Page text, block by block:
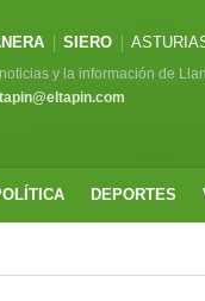
SIERO
y la información de
DEPORTES